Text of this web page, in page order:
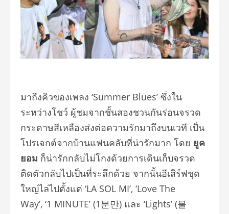
มาถึงคิวของเพลง ‘Summer Blues’ ซึ่งใน
ระหว่างโชว์ ผู้ชมจากชั้นสองชวนกันร่อนจรวด
กระดาษสีเหลืองส่งต่อความรักมาถึงบนเวที เป็น
โปรเจกต์จากบ้านแฟนคลับที่น่ารักมาก โดย ยูค
ยอม ก็น่ารักกลับไม่โกงด้วยการเดินเก็บจรวด
ติดตัวกลับไปเป็นที่ระลึกด้วย จากนั้นฮีเสิร์ฟชุด
ใหญ่ไล่ไปตั้งแต่ ‘LA SOL MI’, ‘Love The
Way’, ‘1 MINUTE’ (1분만) และ ‘Lights’ (불